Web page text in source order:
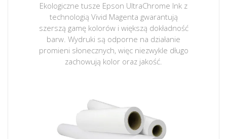
Ekologiczne tusze Epson UltraChrome Ink z
technologią Vivid Magenta gwarantują
szerszą gamę kolorów i większą dokładność
barw. Wydruki są odporne na działanie
promieni słonecznych, więc niezwykle długo
zachowują kolor oraz jakość.